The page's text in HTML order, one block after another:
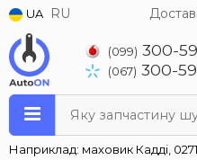
UA RU
(099) 300-
(067) 300-
Яку запчастину
Наприклад: маховик Кадді,